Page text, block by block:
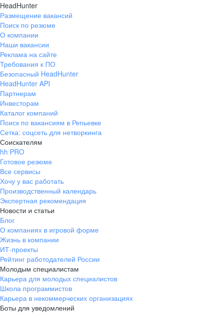
HeadHunter
Размещение вакансий
Поиск по резюме
О компании
Наши вакансии
Реклама на сайте
Требования к ПО
Безопасный HeadHunter
HeadHunter API
Партнерам
Инвесторам
Каталог компаний
Поиск по вакансиям в Репьевке
Сетка: соцсеть для нетворкинга
Соискателям
hh PRO
Готовое резюме
Все сервисы
Хочу у вас работать
Производственный календарь
Экспертная рекомендация
Новости и статьи
Блог
О компаниях в игровой форме
Жизнь в компании
ИТ-проекты
Рейтинг работодателей России
Молодым специалистам
Карьера для молодых специалистов
Школа программистов
Карьера в некоммерческих организациях
Боты для уведомлений